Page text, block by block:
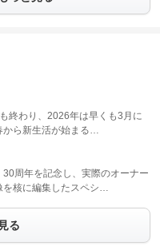
終わり、2026年は早くも3月に
から新生活が始まる…
周年を記念し、実際のオーナー
を核に編集したスペシ…
る